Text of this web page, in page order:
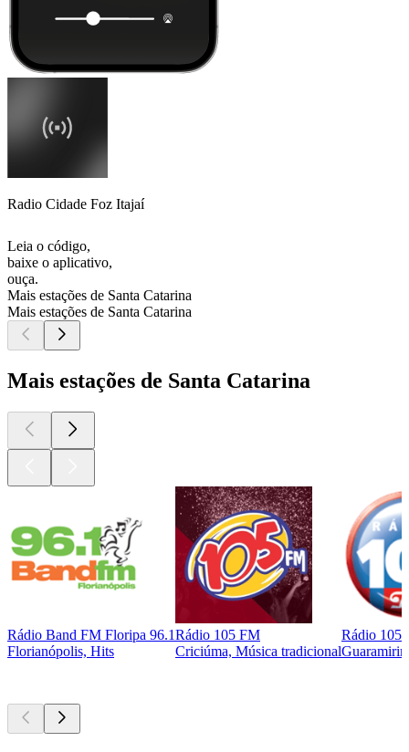
Radio Cidade Foz Itajaí
Leia o código,
baixe o aplicativo,
ouça.
Mais estações de Santa Catarina
Mais estações de Santa Catarina
Mais estações de Santa Catarina
Rádio Band FM Floripa 96.1
Florianópolis, Hits
Rádio 105 FM
Criciúma, Música tradicional
Rádio 105